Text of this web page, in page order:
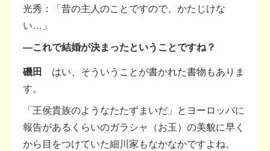
光秀：「昔の主人のことですので、かたじけな
い…」
―これで結婚が決まったということですね？
磯田 はい、そういうことが書かれた書物もありま
す。
「王侯貴族のようなたたずまいだ」とヨーロッパに
報告があるくらいのガラシャ（お玉）の美貌に早く
から目をつけていた細川家もなかなかですよね。